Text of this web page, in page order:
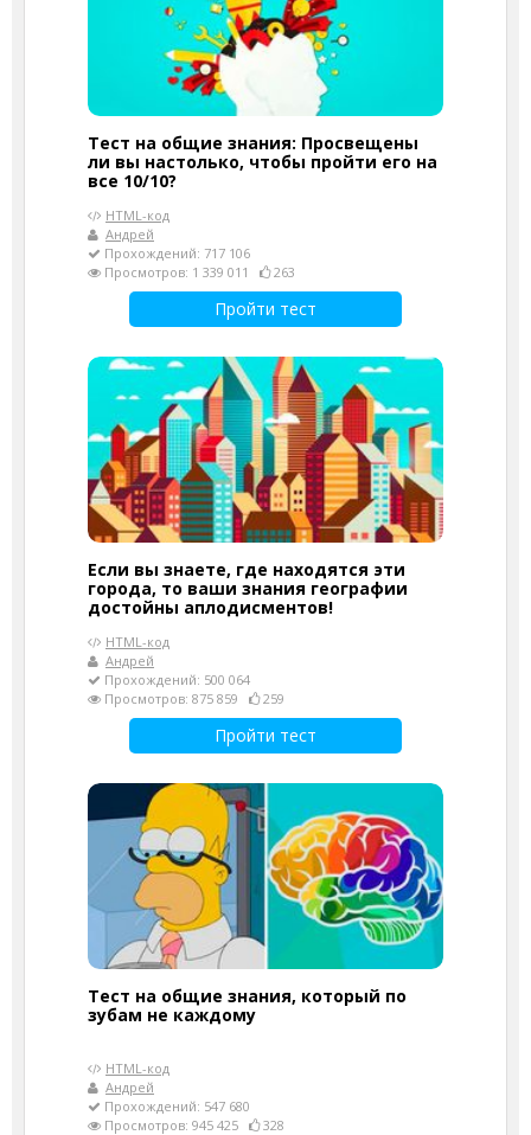
Тест на общие знания: Просвещены
ли вы настолько, чтобы пройти его на
все 10/10?
HTML-код
Андрей
Прохождений: 717 106
Просмотров: 1 339 011
263
Пройти тест
Если вы знаете, где находятся эти
города, то ваши знания географии
достойны аплодисментов!
HTML-код
Андрей
Прохождений: 500 064
Просмотров: 875 859
259
Пройти тест
Тест на общие знания, который по
зубам не каждому
HTML-код
Андрей
Прохождений: 547 680
Просмотров: 945 425
328